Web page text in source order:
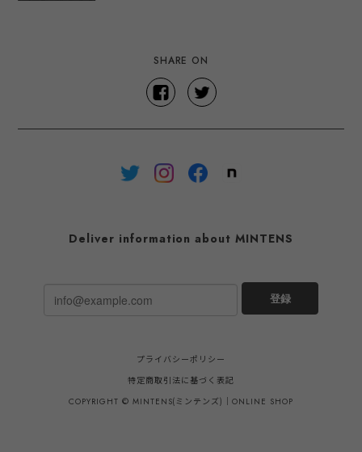
SHARE ON
Deliver information about MINTENS
登録
プライバシーポリシー
特定商取引法に基づく表記
COPYRIGHT © MINTENS(ミンテンズ)｜ONLINE SHOP